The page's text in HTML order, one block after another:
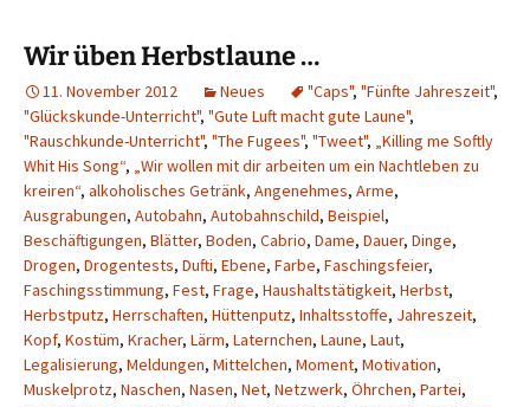
Wir üben Herbstlaune …
11. November 2012 Neues "Caps", "Fünfte Jahreszeit",
"Glückskunde-Unterricht", "Gute Luft macht gute Laune",
"Rauschkunde-Unterricht", "The Fugees", "Tweet", „Killing me Softly
Whit His Song“, „Wir wollen mit dir arbeiten um ein Nachtleben zu
kreiren“, alkoholisches Getränk, Angenehmes, Arme,
Ausgrabungen, Autobahn, Autobahnschild, Beispiel,
Beschäftigungen, Blätter, Boden, Cabrio, Dame, Dauer, Dinge,
Drogen, Drogentests, Dufti, Ebene, Farbe, Faschingsfeier,
Faschingsstimmung, Fest, Frage, Haushaltstätigkeit, Herbst,
Herbstputz, Herrschaften, Hüttenputz, Inhaltsstoffe, Jahreszeit,
Kopf, Kostüm, Kracher, Lärm, Laternchen, Laune, Laut,
Legalisierung, Meldungen, Mittelchen, Moment, Motivation,
Muskelprotz, Naschen, Nasen, Net, Netzwerk, Öhrchen, Partei,